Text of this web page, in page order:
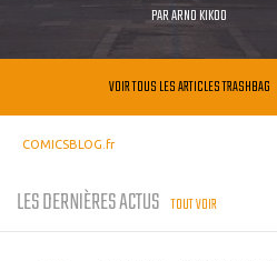
PARARNO KIKOO
VOIR TOUS LES ARTICLES TRASHBAG
COMICSBLOG.fr
LES DERNIÈRES ACTUS TOUT VOIR